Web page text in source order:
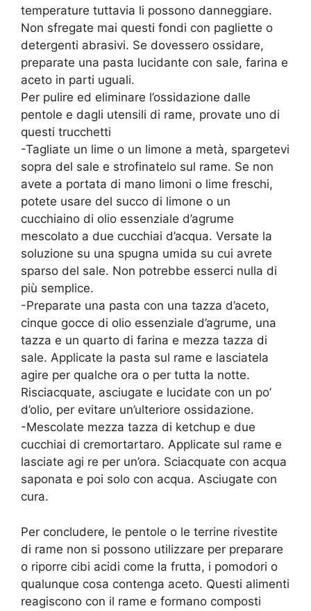
temperature tuttavia li pos­sono danneggiare.
Non sfregate mai questi fondi con pagliette o
detergenti abrasivi. Se dovessero ossidare,
preparate una pasta lucidante con sale, farina e
aceto in parti uguali.
Per pulire ed eliminare l’ossidazione dalle
pentole e dagli utensili di rame, provate uno di
questi truc­chetti
-Tagliate un lime o un limone a metà, spargetevi
so­pra del sale e strofinatelo sul rame. Se non
avete a portata di mano limoni o lime freschi,
pote­te usare del succo di limone o un
cucchiaino di olio essenziale d’agrume
mescolato a due cucchiai d’ac­qua. Versate la
soluzione su una spugna umida su cui avrete
sparso del sale. Non potrebbe esserci nul­la di
più semplice.
-Preparate una pasta con una tazza d’aceto,
cinque gocce di olio essenziale d’agrume, una
tazza e un quarto di farina e mezza tazza di
sale. Applicate la pasta sul rame e lasciatela
agire per qualche ora o per tutta la notte.
Risciacquate, asciugate e luci­date con un po’
d’olio, per evitare un’ulteriore os­sidazione.
-Mescolate mezza tazza di ketchup e due
cucchiai di cremortartaro. Applicate sul rame e
lasciate agi­ re per un’ora. Sciacquate con acqua
saponata e poi solo con acqua. Asciugate con
cura.
Per concludere, le pentole o le terrine rivestite
di rame non si possono uti­lizzare per preparare
o riporre cibi acidi come la frutta, i pomodori o
qualunque cosa contenga aceto. Questi alimenti
reagiscono con il rame e formano composti